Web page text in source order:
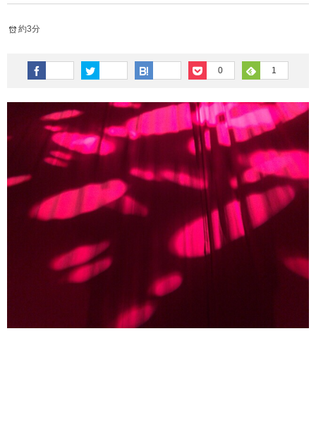
約3分
0 1
英単語
その他英語関連
行ってきたあれこれ
旅行関連あれこれ
美容あれこれ